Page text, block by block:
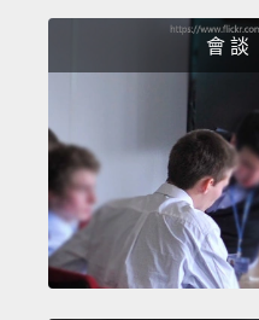
會 談